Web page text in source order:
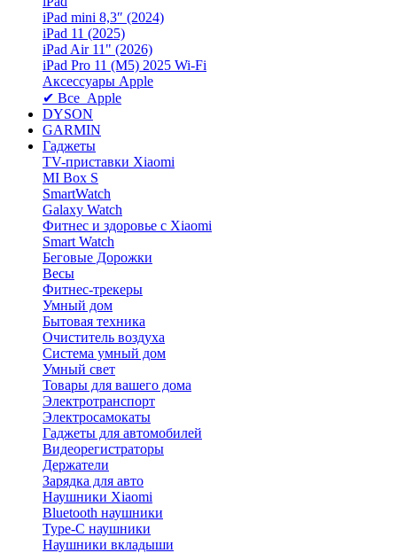
iPad mini 8,3″ (2024)
iPad 11 (2025)
iPad Air 11" (2026)
iPad Pro 11 (M5) 2025 Wi-Fi
Аксессуары Apple
✔ Все Apple
DYSON
GARMIN
Гаджеты
TV-приставки Xiaomi
MI Box S
SmartWatch
Galaxy Watch
Фитнес и здоровье с Xiaomi
Smart Watch
Беговые Дорожки
Весы
Фитнес-трекеры
Умный дом
Бытовая техника
Очиститель воздуха
Система умный дом
Умный свет
Товары для вашего дома
Электротранспорт
Электросамокаты
Гаджеты для автомобилей
Видеорегистраторы
Держатели
Зарядка для авто
Наушники Xiaomi
Bluetooth наушники
Type-C наушники
Наушники вкладыши